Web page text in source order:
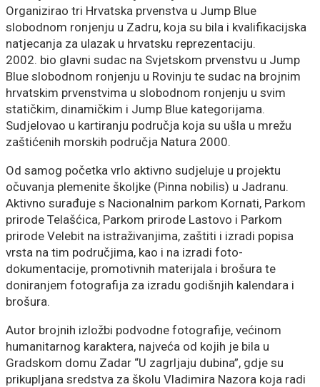
Organizirao tri Hrvatska prvenstva u Jump Blue
slobodnom ronjenju u Zadru, koja su bila i kvalifikacijska
natjecanja za ulazak u hrvatsku reprezentaciju.
2002. bio glavni sudac na Svjetskom prvenstvu u Jump
Blue slobodnom ronjenju u Rovinju te sudac na brojnim
hrvatskim prvenstvima u slobodnom ronjenju u svim
statičkim, dinamičkim i Jump Blue kategorijama.
Sudjelovao u kartiranju područja koja su ušla u mrežu
zaštićenih morskih područja Natura 2000.
Od samog početka vrlo aktivno sudjeluje u projektu
očuvanja plemenite školjke (Pinna nobilis) u Jadranu.
Aktivno surađuje s Nacionalnim parkom Kornati, Parkom
prirode Telašćica, Parkom prirode Lastovo i Parkom
prirode Velebit na istraživanjima, zaštiti i izradi popisa
vrsta na tim područjima, kao i na izradi foto-
dokumentacije, promotivnih materijala i brošura te
doniranjem fotografija za izradu godišnjih kalendara i
brošura.
Autor brojnih izložbi podvodne fotografije, većinom
humanitarnog karaktera, najveća od kojih je bila u
Gradskom domu Zadar “U zagrljaju dubina”, gdje su
prikupljana sredstva za školu Vladimira Nazora koja radi